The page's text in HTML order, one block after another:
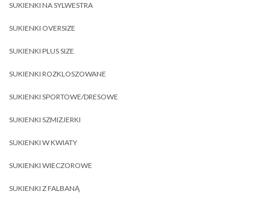
SUKIENKI NA SYLWESTRA
SUKIENKI OVERSIZE
SUKIENKI PLUS SIZE
SUKIENKI ROZKLOSZOWANE
SUKIENKI SPORTOWE/DRESOWE
SUKIENKI SZMIZJERKI
SUKIENKI W KWIATY
SUKIENKI WIECZOROWE
SUKIENKI Z FALBANĄ